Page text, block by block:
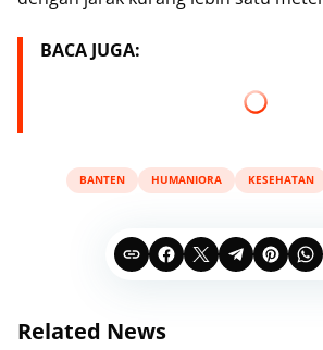
BACA JUGA:
BANTEN HUMANIORA KESEHATAN
Related News